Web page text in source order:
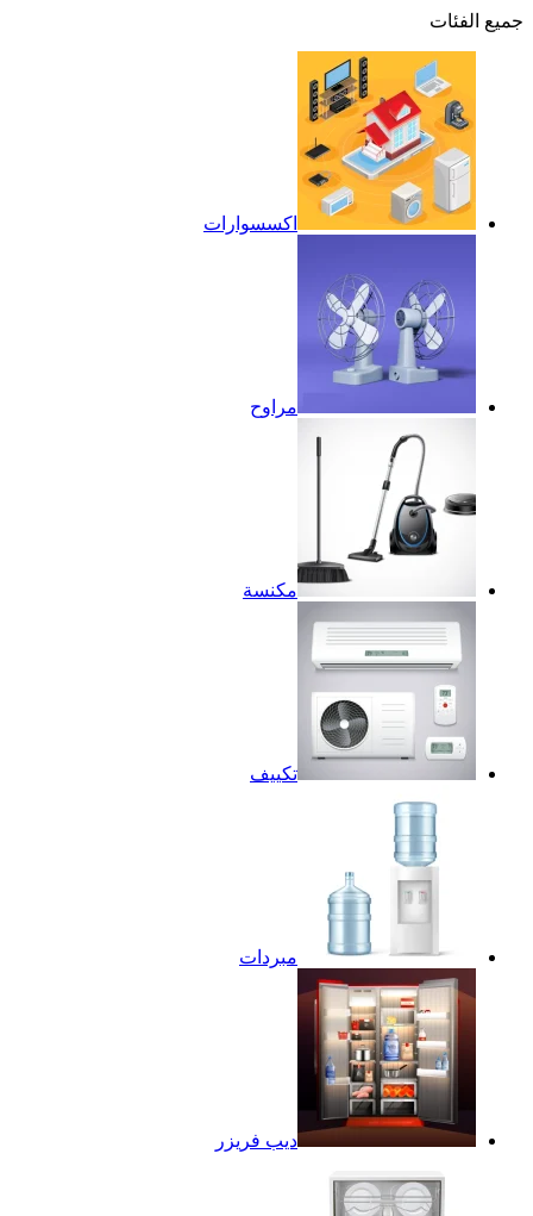
جميع الفئات
اكسسوارات
مراوح
مكنسة
تكييف
مبردات
ديب فريزر